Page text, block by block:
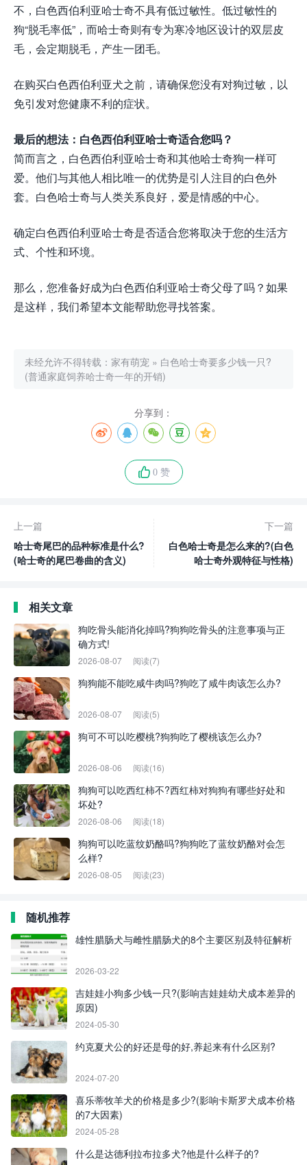
不，白色西伯利亚哈士奇不具有低过敏性。低过敏性的
狗“脱毛率低”，而哈士奇则有专为寒冷地区设计的双层皮
毛，会定期脱毛，产生一团毛。
在购买白色西伯利亚犬之前，请确保您没有对狗过敏，以
免引发对您健康不利的症状。
最后的想法：白色西伯利亚哈士奇适合您吗？
简而言之，白色西伯利亚哈士奇和其他哈士奇狗一样可
爱。他们与其他人相比唯一的优势是引人注目的白色外
套。白色哈士奇与人类关系良好，爱是情感的中心。
确定白色西伯利亚哈士奇是否适合您将取决于您的生活方
式、个性和环境。
那么，您准备好成为白色西伯利亚哈士奇父母了吗？如果
是这样，我们希望本文能帮助您寻找答案。
未经允许不得转载： 家有萌宠 » 白色哈士奇要多少钱一只?
(普通家庭饲养哈士奇一年的开销)
分享到：
0 赞
上一篇
哈士奇尾巴的品种标准是什么?
(哈士奇的尾巴卷曲的含义)
下一篇
白色哈士奇是怎么来的?(白色
哈士奇外观特征与性格)
相关文章
狗吃骨头能消化掉吗?狗狗吃骨头的注意事项与正
确方式!
2026-08-07 阅读(7)
狗狗能不能吃咸牛肉吗?狗吃了咸牛肉该怎么办?
2026-08-07 阅读(5)
狗可不可以吃樱桃?狗狗吃了樱桃该怎么办?
2026-08-06 阅读(16)
狗狗可以吃西红柿不?西红柿对狗狗有哪些好处和
坏处?
2026-08-06 阅读(18)
狗狗可以吃蓝纹奶酪吗?狗狗吃了蓝纹奶酪对会怎
么样?
2026-08-05 阅读(23)
随机推荐
雄性腊肠犬与雌性腊肠犬的8个主要区别及特征解析
2026-03-22
吉娃娃小狗多少钱一只?(影响吉娃娃幼犬成本差异的
原因)
2024-05-30
约克夏犬公的好还是母的好,养起来有什么区别?
2024-07-20
喜乐蒂牧羊犬的价格是多少?(影响卡斯罗犬成本价格
的7大因素)
2024-05-28
什么是达德利拉布拉多犬?他是什么样子的?